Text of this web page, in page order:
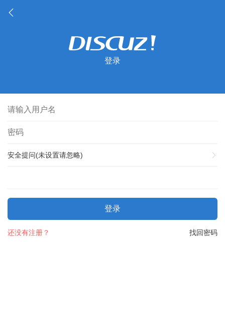
登录
安全提问(未设置请忽略)
登录
找回密码
还没有注册？